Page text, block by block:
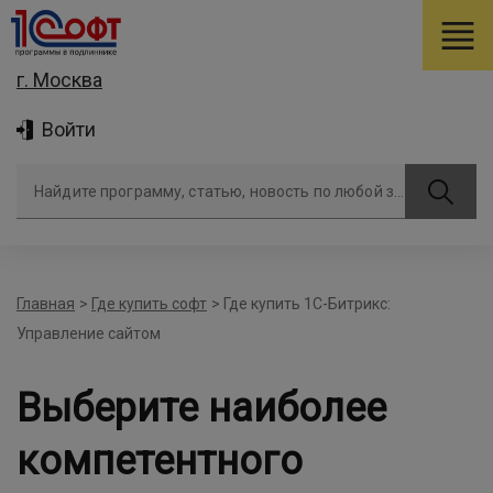
г. Москва
Войти
Главная > Где купить софт > Где купить 1С-Битрикс:
Управление сайтом
Выберите наиболее
компетентного